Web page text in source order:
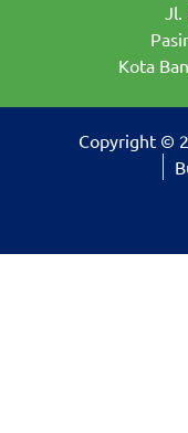
Jl.
Kota
Copyright ©